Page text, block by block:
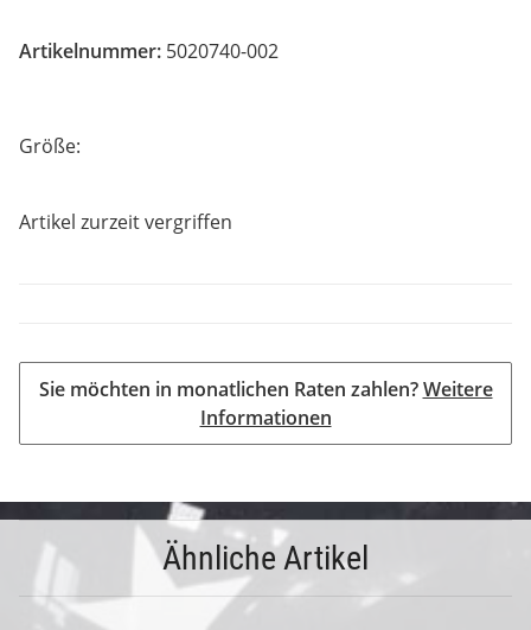
Artikelnummer: 5020740-002
Größe:
Artikel zurzeit vergriffen
Sie möchten in monatlichen Raten zahlen?Weitere
Informationen
Ähnliche Artikel